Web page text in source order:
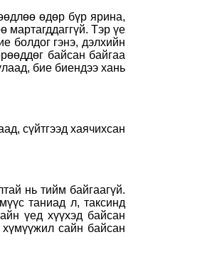
өдөр бүр ярина,
мартагддаггүй. Тэр үе
болдог гэнэ, дэлхийн
байсан байгаа
бие биендээ хань
сүйтгээд хаячихсан
нь тийм байгаагүй.
таниад л, таксинд
үед хүүхэд байсан
сайн байсан